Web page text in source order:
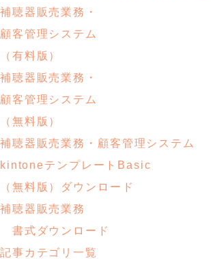
補聴器販売業務・
顧客管理システム
（有料版）
補聴器販売業務・
顧客管理システム
（無料版）
補聴器販売業務・顧客管理システム
kintoneテンプレートBasic
（無料版）ダウンロード
補聴器販売業務
書式ダウンロード
記事カテゴリ一覧